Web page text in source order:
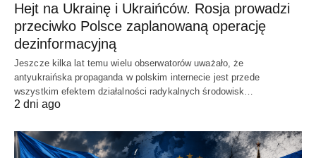
Hejt na Ukrainę i Ukraińców. Rosja prowadzi
przeciwko Polsce zaplanowaną operację
dezinformacyjną
Jeszcze kilka lat temu wielu obserwatorów uważało, że
antyukraińska propaganda w polskim internecie jest przede
wszystkim efektem działalności radykalnych środowisk…
2 dni ago